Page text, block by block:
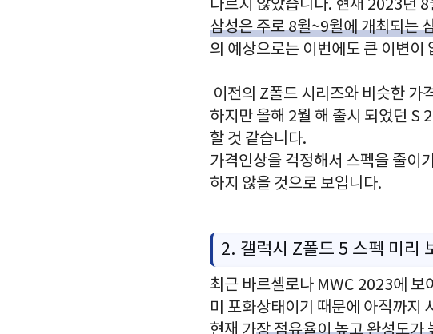
다르지 않았습니다. 현재 2023년
삼성은 주로 8월~9월에 개최되는
의 예상으로는 이번에도 큰 이변이
이전의 Z폴드 시리즈와 비슷한 가
하지만 올해 2월 해 출시 되었던 S
할 것 같습니다.
가격인상을 걱정해서 스펙을 줄이
하지 않을 것으로 보입니다.
2. 갤럭시 Z폴드 5 스펙 미리
최근 바르셀로나 MWC 2023에 보
미 포화상태이기 때문에 아직까지